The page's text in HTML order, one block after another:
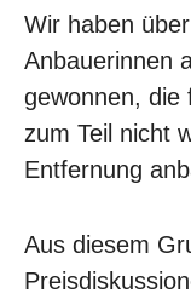
Wir haben
Anbauerinnen
gewonnen, die
zum Teil nicht
Entfernung
Aus diesem